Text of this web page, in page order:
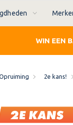
WIN EEN
2e kans!